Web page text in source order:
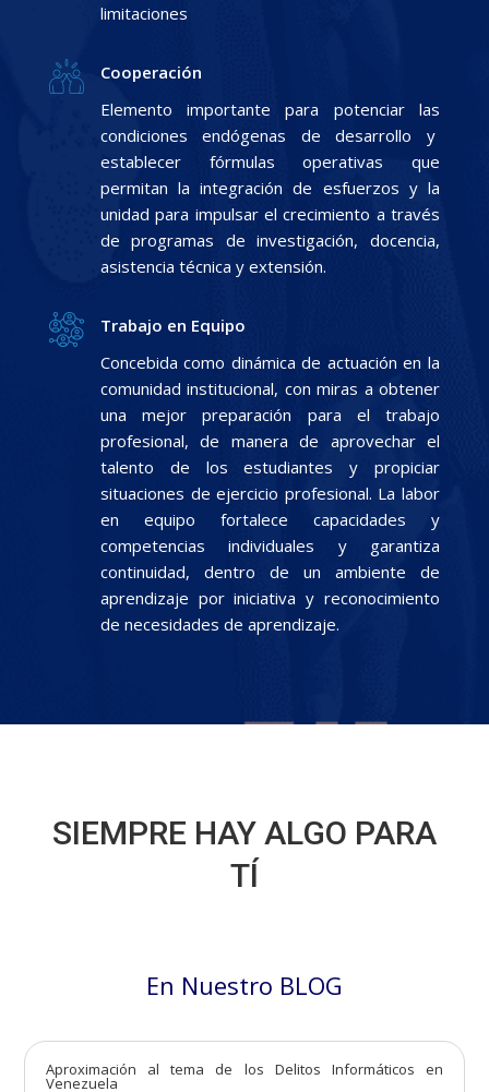
limitaciones
Cooperación
Elemento importante para potenciar las
condiciones endógenas de desarrollo y
establecer fórmulas operativas que
permitan la integración de esfuerzos y la
unidad para impulsar el crecimiento a través
de programas de investigación, docencia,
asistencia técnica y extensión.
Trabajo en Equipo
Concebida como dinámica de actuación en la
comunidad institucional, con miras a obtener
una mejor preparación para el trabajo
profesional, de manera de aprovechar el
talento de los estudiantes y propiciar
situaciones de ejercicio profesional. La labor
en equipo fortalece capacidades y
competencias individuales y garantiza
continuidad, dentro de un ambiente de
aprendizaje por iniciativa y reconocimiento
de necesidades de aprendizaje.
SIEMPRE HAY ALGO PARA
TÍ
En Nuestro BLOG
Aproximación al tema de los Delitos Informáticos en
Venezuela